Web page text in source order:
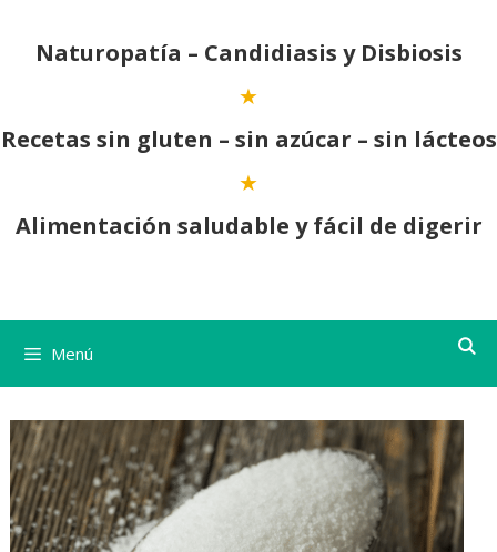
contenido
Naturopatía – Candidiasis y Disbiosis
Recetas sin gluten – sin azúcar – sin lácteos
Alimentación saludable y fácil de digerir
Menú